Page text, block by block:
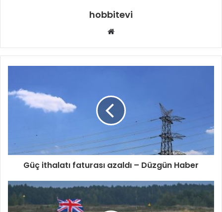
hobbitevi
Web
Güç ithalatı faturası azaldı – Düzgün Haber